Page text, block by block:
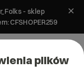
- sklep
CFSHOPER259
plików